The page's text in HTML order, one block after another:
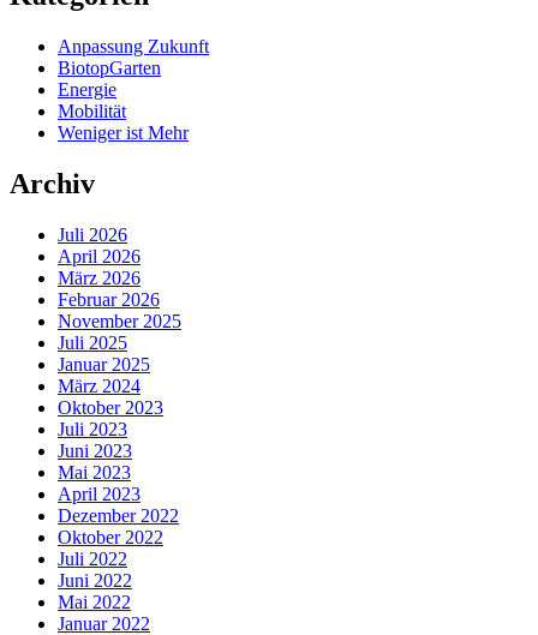
Anpassung Zukunft
BiotopGarten
Energie
Mobilität
Weniger ist Mehr
Archiv
Juli 2026
April 2026
März 2026
Februar 2026
November 2025
Juli 2025
Januar 2025
März 2024
Oktober 2023
Juli 2023
Juni 2023
Mai 2023
April 2023
Dezember 2022
Oktober 2022
Juli 2022
Juni 2022
Mai 2022
Januar 2022